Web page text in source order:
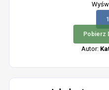
Pobierz
Autor: